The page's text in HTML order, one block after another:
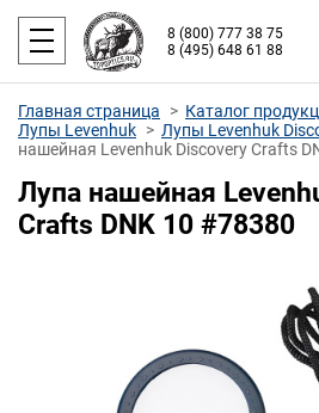
8 (800) 777 38 75
8 (495) 648 61 88
Главная страница Каталог
Лупы Levenhuk
Лупы Levenhuk
нашейная Levenhuk Discovery Crafts
Лупа нашейная
Crafts DNK 10 #78380